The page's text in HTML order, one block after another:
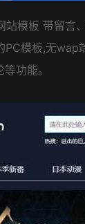
站模板 带留言
PC模板,无wap
功能。